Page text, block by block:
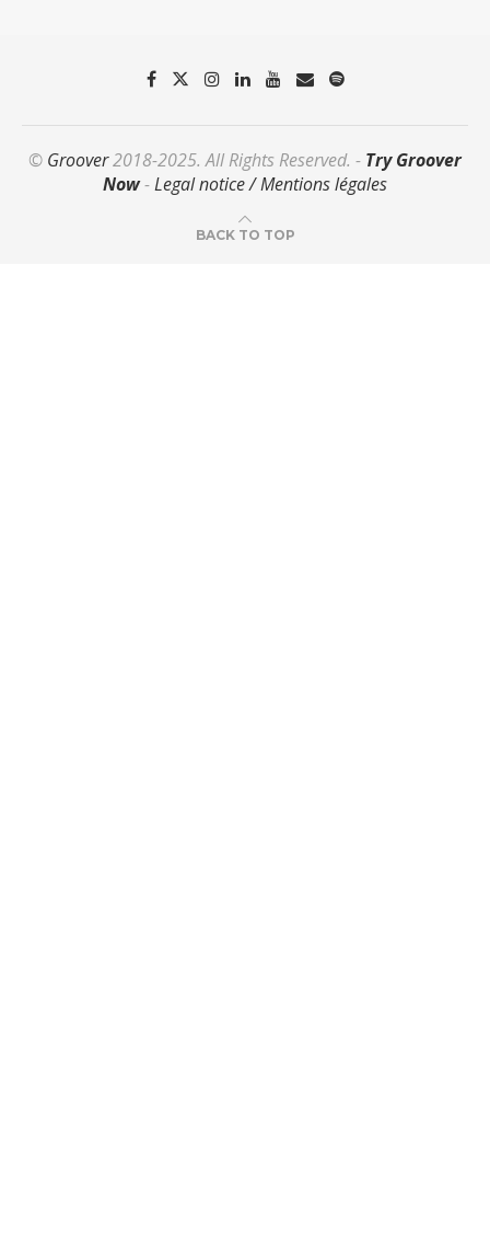
© Groover2018-2025. All Rights Reserved. - Try Groover
Now-Legal notice / Mentions légales
BACK TO TOP